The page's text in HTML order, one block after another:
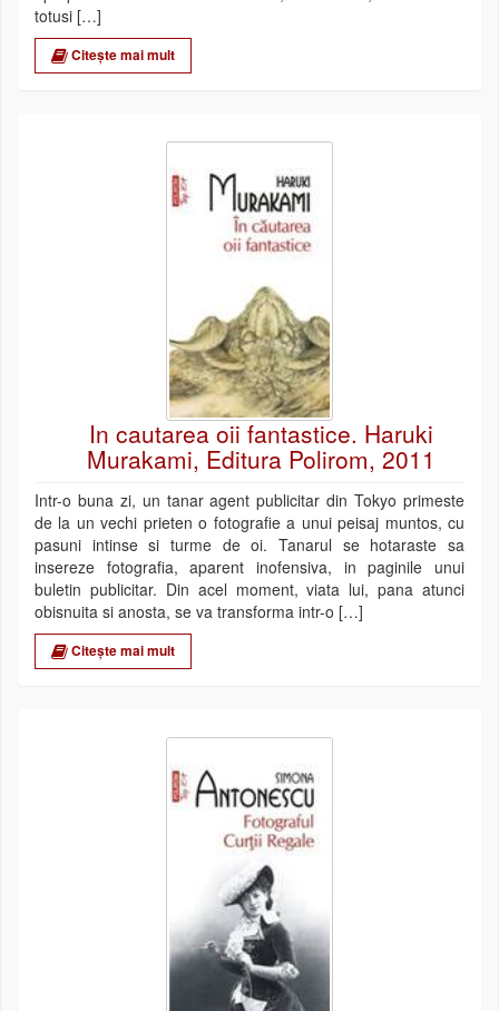
totusi […]
Citește mai mult
In cautarea oii fantastice. Haruki
Murakami, Editura Polirom, 2011
Intr-o buna zi, un tanar agent publicitar din Tokyo primeste
de la un vechi prieten o fotografie a unui peisaj muntos, cu
pasuni intinse si turme de oi. Tanarul se hotaraste sa
insereze fotografia, aparent inofensiva, in paginile unui
buletin publicitar. Din acel moment, viata lui, pana atunci
obisnuita si anosta, se va transforma intr-o […]
Citește mai mult